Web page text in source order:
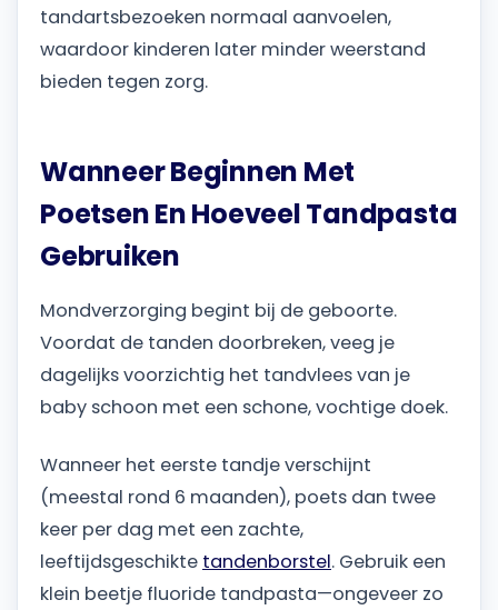
tandartsbezoeken normaal aanvoelen,
waardoor kinderen later minder weerstand
bieden tegen zorg.
Wanneer Beginnen Met
Poetsen En Hoeveel Tandpasta
Gebruiken
Mondverzorging begint bij de geboorte.
Voordat de tanden doorbreken, veeg je
dagelijks voorzichtig het tandvlees van je
baby schoon met een schone, vochtige doek.
Wanneer het eerste tandje verschijnt
(meestal rond 6 maanden), poets dan twee
keer per dag met een zachte,
leeftijdsgeschikte tandenborstel. Gebruik een
klein beetje fluoride tandpasta—ongeveer zo